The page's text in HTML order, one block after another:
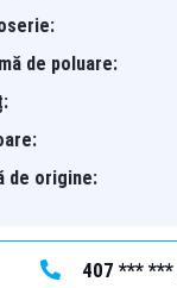
de poluare:
de origine: